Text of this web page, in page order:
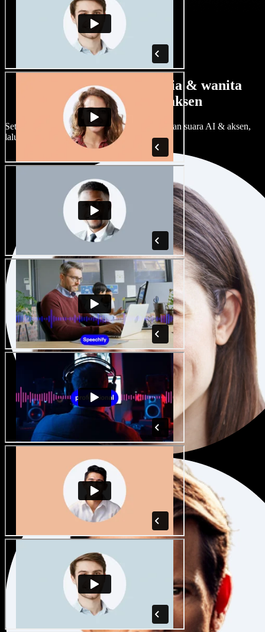
Banyak pilihan suara pria & wanita
dengan berbagai aksen
Setiap proyek bisa terdengar beda. Pilih ratusan suara AI & aksen,
lalu sesuaikan sesuka Anda.